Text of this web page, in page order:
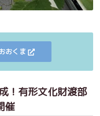
おくま
有形文化財渡部
催